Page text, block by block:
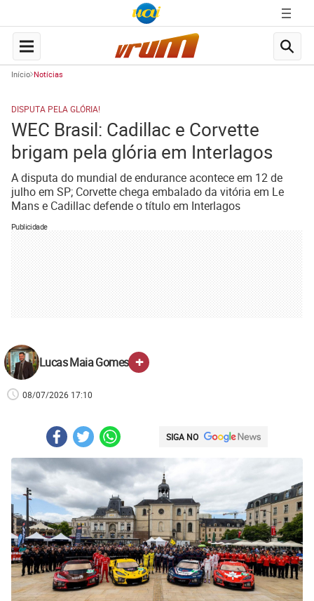
Início Notícias
DISPUTA PELA GLÓRIA!
WEC Brasil: Cadillac e Corvette
brigam pela glória em Interlagos
A disputa do mundial de endurance acontece em 12 de
julho em SP; Corvette chega embalado da vitória em Le
Mans e Cadillac defende o título em Interlagos
Publicidade
Lucas Maia Gomes +
08/07/2026 17:10
SIGA NO